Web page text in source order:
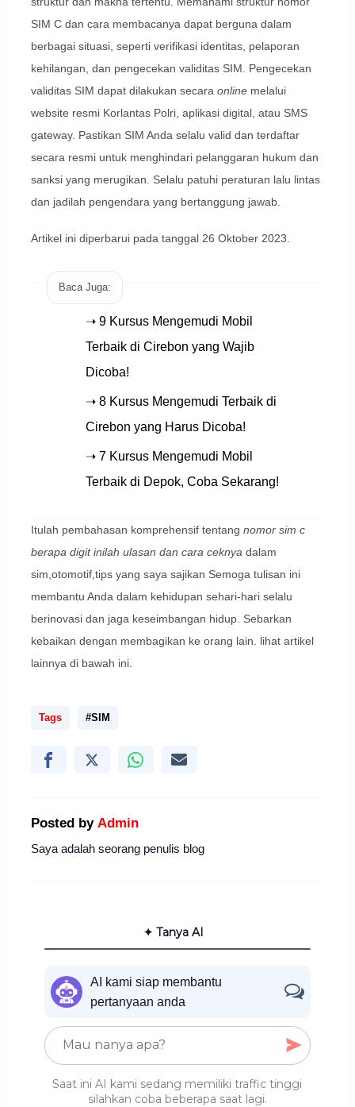
SIM C dan cara membacanya dapat berguna dalam
berbagai situasi, seperti verifikasi identitas, pelaporan
kehilangan, dan pengecekan validitas SIM. Pengecekan
validitas SIM dapat dilakukan secara onlinemelalui
website resmi Korlantas Polri, aplikasi digital, atau SMS
gateway. Pastikan SIM Anda selalu valid dan terdaftar
secara resmi untuk menghindari pelanggaran hukum dan
sanksi yang merugikan. Selalu patuhi peraturan lalu lintas
dan jadilah pengendara yang bertanggung jawab.
Artikel ini diperbarui pada tanggal 26 Oktober 2023.
Baca Juga:
➝ 9 Kursus Mengemudi Mobil
Terbaik di Cirebon yang Wajib
Dicoba!
➝ 8 Kursus Mengemudi Terbaik di
Cirebon yang Harus Dicoba!
➝ 7 Kursus Mengemudi Mobil
Terbaik di Depok, Coba Sekarang!
Itulah pembahasan komprehensif tentang nomor sim c
berapa digit inilah ulasan dan cara ceknya dalam
sim,otomotif,tips yang saya sajikan Semoga tulisan ini
membantu Anda dalam kehidupan sehari-hari selalu
berinovasi dan jaga keseimbangan hidup. Sebarkan
kebaikan dengan membagikan ke orang lain. lihat artikel
lainnya di bawah ini.
Tags #SIM
Posted by Admin
Saya adalah seorang penulis blog
✦ Tanya AI
AI kami siap membantu
pertanyaan anda
Saat ini AI kami sedang memiliki traffic tinggi
silahkan coba beberapa saat lagi.